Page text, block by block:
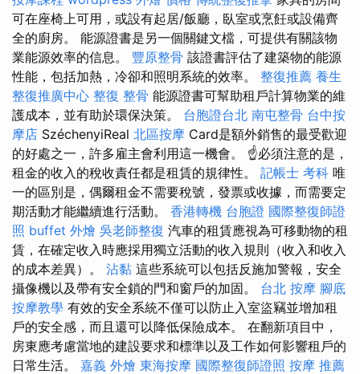
可在座椅上可用，或設有起居/飯廳，臥室或烹飪或設備齊
全的廚房。 能源證書是另一個關鍵文檔，可提供有關該物
業能源效率的信息。 豐原整骨 該證書評估了建築物的能源
性能，包括加熱，冷卻和照明系統的效率。 整復推薦 養生
整復推廣中心 整復 整骨 能源證書可幫助租戶計算物業的維
護成本，並有助於環保決策。 台胞證台北 南屯整骨 台中按
摩店 SzéchenyiReal 北區按摩 Card是額外銷售的最受歡迎
的好處之一，許多雇主會利用這一機會。 ☝必須注意的是，
租金的收入的稅收責任都是租賃的規律性。 記帳士 考科 唯
一的區別是，偶爾租金不需要稅號，發票或收據，而需要定
期活動才能繼續進行活動。 香港轉機 台胞證 國際整復師證
照 buffet 外燴 吳老師整復 汽車的租賃應視為可移動物的租
賃，在確定收入時應採用獨立活動的收入規則（收入和收入
的成本差異）。 沾黏 這些系統可以包括反施加警報，安全
攝像機以及帶有安全鎖的門和窗戶的加固。 台北 按摩 腳底
按摩教學 有效的安全系統不僅可以防止入室盜竊並增加租
戶的安全感，而且還可以降低保險成本。 在翻新項目中，
房東應考慮當地的建設要求和標準以及工作如何影響租戶的
日常生活。 嘉義 外燴 東海按摩 國際整復師證照 按摩 推薦